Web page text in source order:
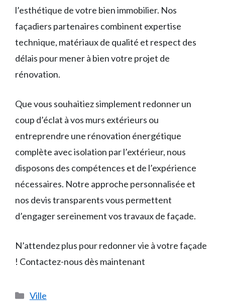
l’esthétique de votre bien immobilier. Nos
façadiers partenaires combinent expertise
technique, matériaux de qualité et respect des
délais pour mener à bien votre projet de
rénovation.
Que vous souhaitiez simplement redonner un
coup d’éclat à vos murs extérieurs ou
entreprendre une rénovation énergétique
complète avec isolation par l’extérieur, nous
disposons des compétences et de l’expérience
nécessaires. Notre approche personnalisée et
nos devis transparents vous permettent
d’engager sereinement vos travaux de façade.
N’attendez plus pour redonner vie à votre façade
! Contactez-nous dès maintenant
Catégories
Ville